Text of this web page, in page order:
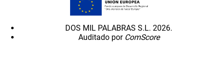
DOS MIL PALABRAS S.L. 2026.
Auditado por ComScore